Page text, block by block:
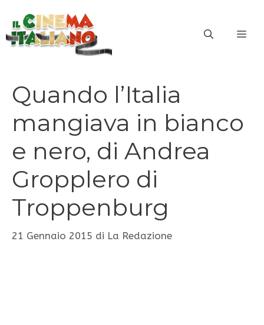
contenuto
Quando l’Italia
mangiava in bianco
e nero, di Andrea
Gropplero di
Troppenburg
21 Gennaio 2015 di La Redazione